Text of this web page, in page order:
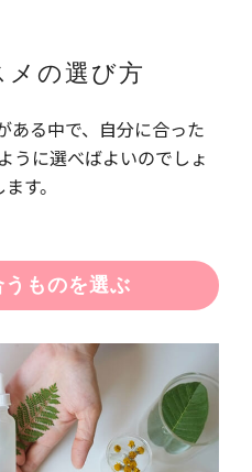
メの選び方
ある中で、自分に合った
うに選べばよいのでしょ
す。
ものを選ぶ